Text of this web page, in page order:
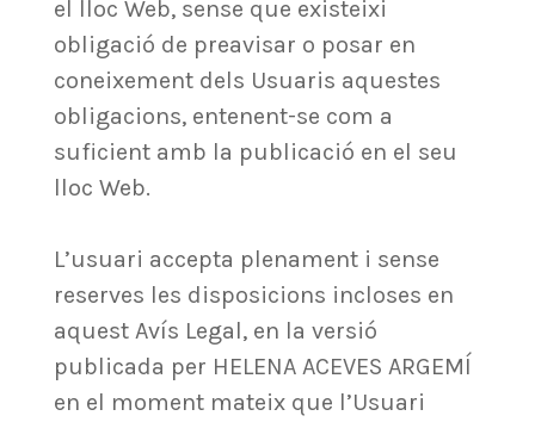
el lloc Web, sense que existeixi
obligació de preavisar o posar en
coneixement dels Usuaris aquestes
obligacions, entenent-se com a
suficient amb la publicació en el seu
lloc Web.
L’usuari accepta plenament i sense
reserves les disposicions incloses en
aquest Avís Legal, en la versió
publicada per HELENA ACEVES ARGEMÍ
en el moment mateix que l’Usuari